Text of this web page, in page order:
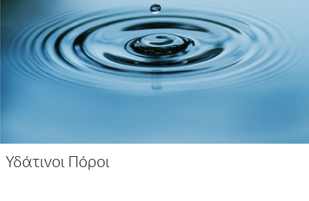
Υδάτινοι Πόροι